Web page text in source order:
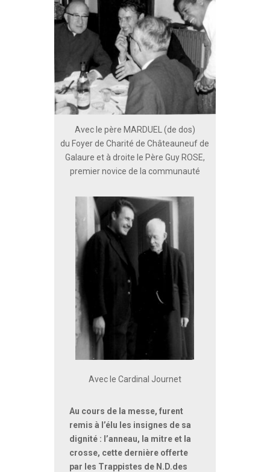
Avec le père MARDUEL (de dos)
du Foyer de Charité de Châteauneuf de
Galaure et à droite le Père Guy ROSE,
premier novice de la communauté
Avec le Cardinal Journet
Au cours de la messe, furent
remis à l’élu les insignes de sa
dignité : l’anneau, la mitre et la
crosse, cette dernière offerte
par les Trappistes de N.D.des